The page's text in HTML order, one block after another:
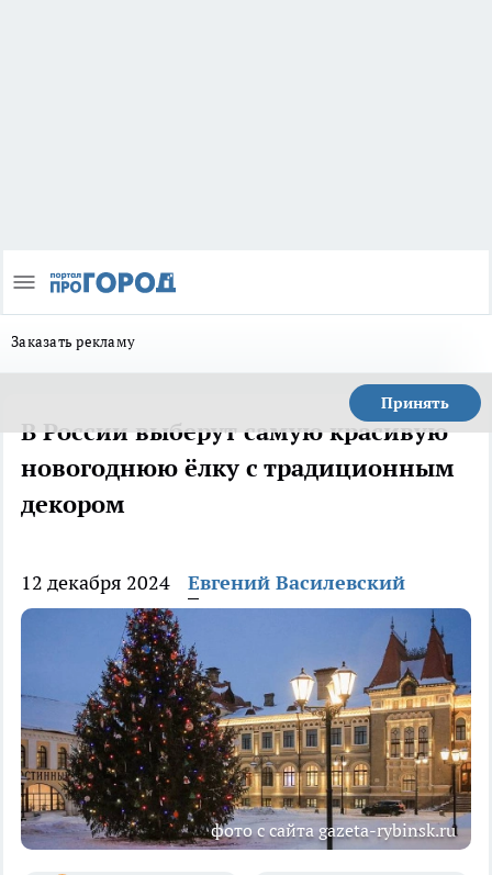
Заказать рекламу
Принять
В России выберут самую красивую
новогоднюю ёлку с традиционным
декором
12 декабря 2024 Евгений Василевский
фото с сайта gazeta-rybinsk.ru